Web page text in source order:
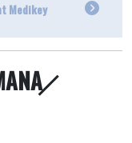
Medikey